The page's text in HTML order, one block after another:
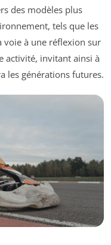
des modèles plus
tels que les
voie à une réflexion sur
activité, invitant ainsi à
les générations futures.